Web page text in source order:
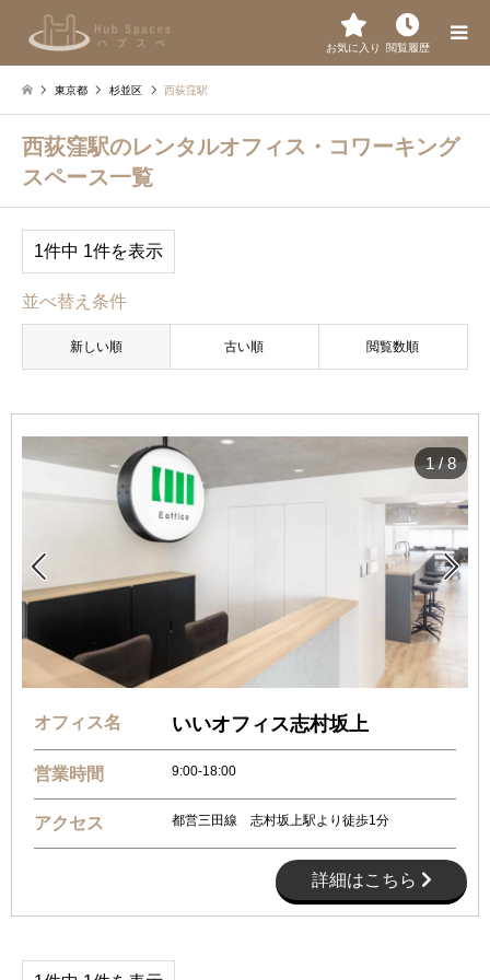
お気に入り 閲覧履歴
東京都 杉並区 西荻窪駅
西荻窪駅のレンタルオフィス・コワーキング
スペース一覧
1件中 1件を表示
並べ替え条件
新しい順 古い順 閲覧数順
 
1/8
オフィス名 いいオフィス志村坂上
営業時間 9:00-18:00
アクセス 都営三田線 志村坂上駅より徒歩1分
詳細はこちら